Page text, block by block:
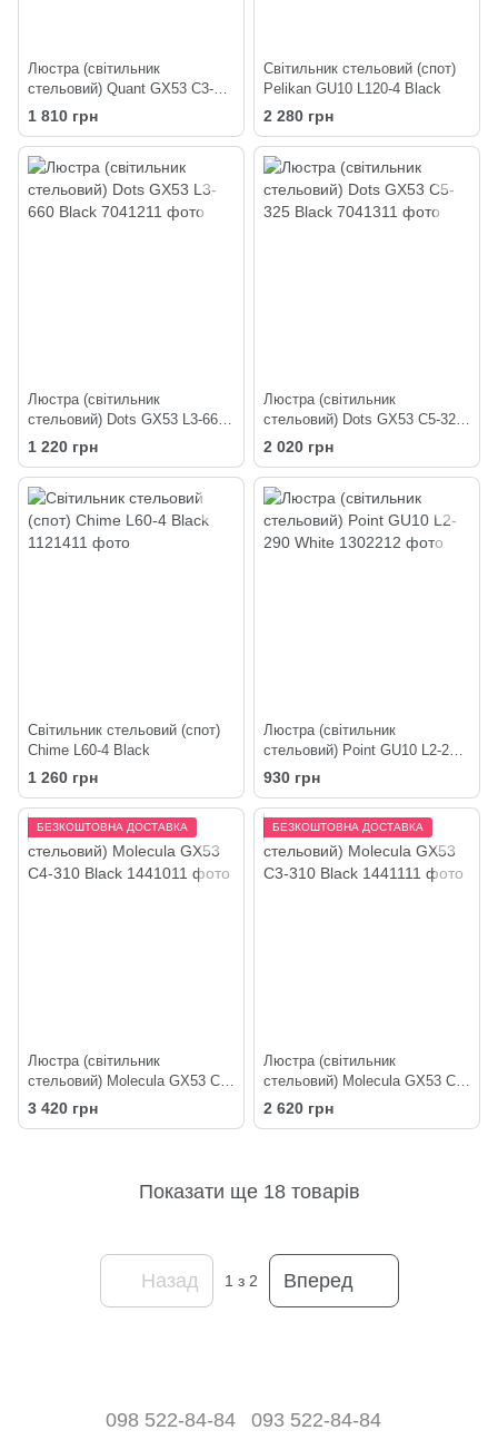
Люстра (світильник
стельовий) Quant GX53 C3-
350 Black
1 810 грн
Світильник стельовий (спот)
Pelikan GU10 L120-4 Black
2 280 грн
Люстра (світильник
стельовий) Dots GX53 L3-660
Black
1 220 грн
Люстра (світильник
стельовий) Dots GX53 C5-325
Black
2 020 грн
Світильник стельовий (спот)
Chime L60-4 Black
1 260 грн
Люстра (світильник
стельовий) Point GU10 L2-290
White
930 грн
БЕЗКОШТОВНА ДОСТАВКА
Люстра (світильник
стельовий) Molecula GX53 C4-
310 Black
3 420 грн
БЕЗКОШТОВНА ДОСТАВКА
Люстра (світильник
стельовий) Molecula GX53 C3-
310 Black
2 620 грн
Показати ще 18 товарів
Назад 1 з 2 Вперед
098 522-84-84 093 522-84-84